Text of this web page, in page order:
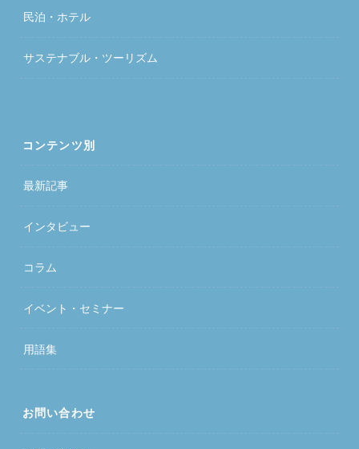
民泊・ホテル
サステナブル・ツーリズム
コンテンツ別
最新記事
インタビュー
コラム
イベント・セミナー
用語集
お問い合わせ